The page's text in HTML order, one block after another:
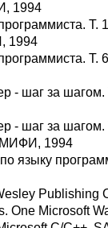
1994
1994
шаг за шагом.
шаг за
МИФИ, 1994
языку
Publishing
One Microsoft